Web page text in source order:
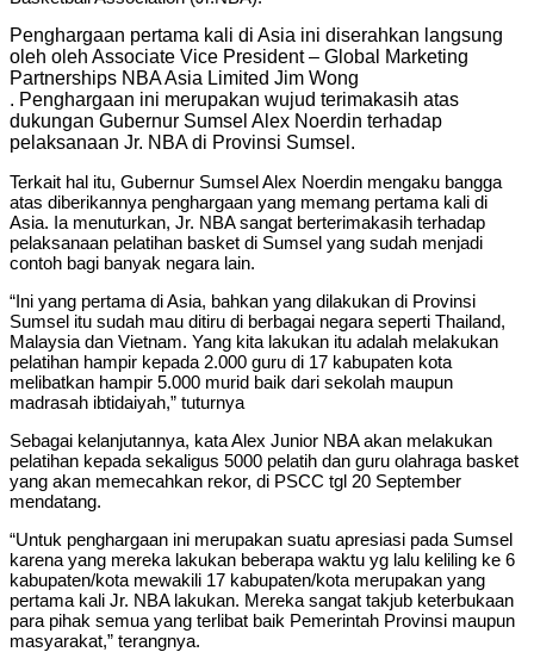
Penghargaan pertama kali di Asia ini diserahkan langsung
oleh oleh Associate Vice President – Global Marketing
Partnerships NBA Asia Limited Jim Wong
. Penghargaan ini merupakan wujud terimakasih atas
dukungan Gubernur Sumsel Alex Noerdin terhadap
pelaksanaan Jr. NBA di Provinsi Sumsel.
Terkait hal itu, Gubernur Sumsel Alex Noerdin mengaku bangga
atas diberikannya penghargaan yang memang pertama kali di
Asia. Ia menuturkan, Jr. NBA sangat berterimakasih terhadap
pelaksanaan pelatihan basket di Sumsel yang sudah menjadi
contoh bagi banyak negara lain.
“Ini yang pertama di Asia, bahkan yang dilakukan di Provinsi
Sumsel itu sudah mau ditiru di berbagai negara seperti Thailand,
Malaysia dan Vietnam. Yang kita lakukan itu adalah melakukan
pelatihan hampir kepada 2.000 guru di 17 kabupaten kota
melibatkan hampir 5.000 murid baik dari sekolah maupun
madrasah ibtidaiyah,” tuturnya
Sebagai kelanjutannya, kata Alex Junior NBA akan melakukan
pelatihan kepada sekaligus 5000 pelatih dan guru olahraga basket
yang akan memecahkan rekor, di PSCC tgl 20 September
mendatang.
“Untuk penghargaan ini merupakan suatu apresiasi pada Sumsel
karena yang mereka lakukan beberapa waktu yg lalu keliling ke 6
kabupaten/kota mewakili 17 kabupaten/kota merupakan yang
pertama kali Jr. NBA lakukan. Mereka sangat takjub keterbukaan
para pihak semua yang terlibat baik Pemerintah Provinsi maupun
masyarakat,” terangnya.